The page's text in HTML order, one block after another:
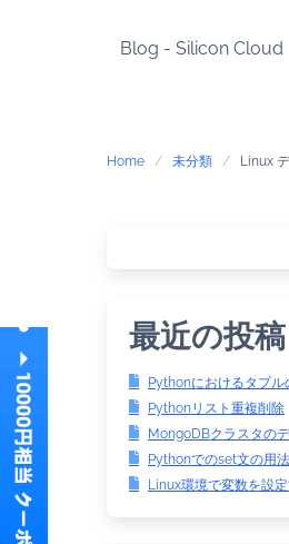
Blog - Silicon Cloud
Home 未分類 Linux
最近の投稿
Pythonにおけるタプル
Pythonリスト重複削除
MongoDBクラスタの
Pythonでのset文の用
Linux環境で変数を設